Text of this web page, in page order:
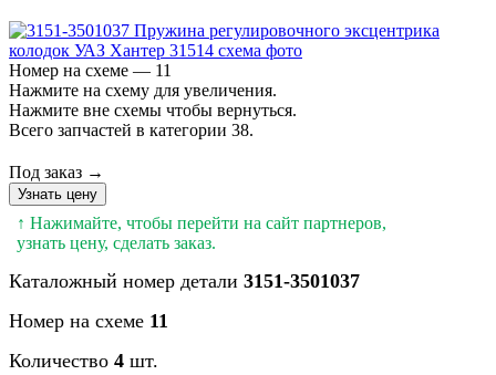
Номер на схеме — 11
Нажмите на схему для увеличения.
Нажмите вне схемы чтобы вернуться.
Всего запчастей в категории 38.
Под заказ →
Узнать цену
↑ Нажимайте, чтобы перейти на сайт партнеров,
узнать цену, сделать заказ.
Каталожный номер детали 3151-3501037
Номер на схеме 11
Количество 4 шт.